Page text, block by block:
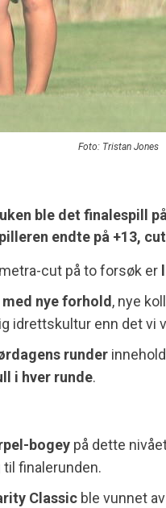
Foto: Tristan Jones
ble det finalespill
endte på +13,
cut på to forsøk er
nye forhold, nye
idrettskultur enn det vi
runder
i hver runde.
bogey på dette
til finalerunden.
Classic ble vunnet